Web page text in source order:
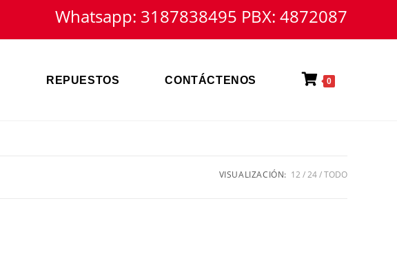
Whatsapp: 3187838495 PBX: 4872087
REPUESTOS CONTÁCTENOS 0
VISUALIZACIÓN: 12 24 TODO